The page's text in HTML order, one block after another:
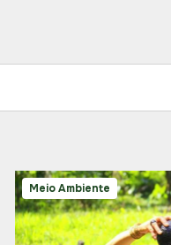
Meio Ambiente